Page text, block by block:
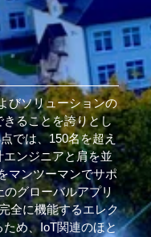
びソリューションの
ることを誇りとし
では、150名を超え
ンジニアと肩を並
マンツーマンでサポ
グローバルアプリ
全に機能するエレク
ため、IoT関連のほと